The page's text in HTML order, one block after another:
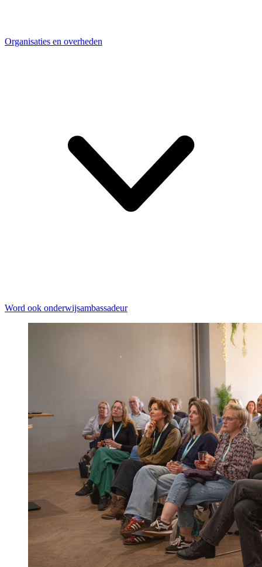
Organisaties en overheden
Word ook onderwijsambassadeur